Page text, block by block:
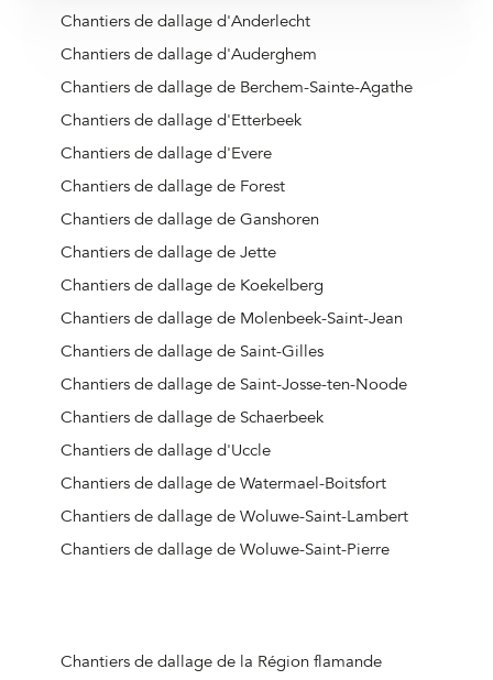
Chantiers de dallage d'Anderlecht
Chantiers de dallage d'Auderghem
Chantiers de dallage de Berchem-Sainte-Agathe
Chantiers de dallage d'Etterbeek
Chantiers de dallage d'Evere
Chantiers de dallage de Forest
Chantiers de dallage de Ganshoren
Chantiers de dallage de Jette
Chantiers de dallage de Koekelberg
Chantiers de dallage de Molenbeek-Saint-Jean
Chantiers de dallage de Saint-Gilles
Chantiers de dallage de Saint-Josse-ten-Noode
Chantiers de dallage de Schaerbeek
Chantiers de dallage d'Uccle
Chantiers de dallage de Watermael-Boitsfort
Chantiers de dallage de Woluwe-Saint-Lambert
Chantiers de dallage de Woluwe-Saint-Pierre
Chantiers de dallage de la Région flamande